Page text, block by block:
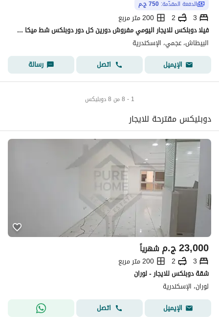
الدفعة المقدّمة: 750 ج.م
3
2
200 متر مربع
فيلا دوبلكس للايجار اليومي مفروش دورين كل دور دوبلكس شط ميكا شهر العسل البيطاش العجمي
البيطاش، عجمي، الإسكندرية
الإيميل
اتصل رسالة
1 - 8 من 8 دوبليكس
دوبليكس مقترحة للايجار
ج.م23,000 شهرياً
3
2
200 متر مربع
شقة دوبلكس للايجار - لوران
لوران، الإسكندرية
الإيميل
اتصل